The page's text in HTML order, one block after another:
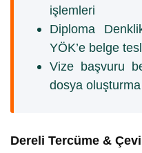
işlemleri
Diploma
YÖK’e belge
Vize başvuru
dosya oluşturma
Dereli Tercüme &